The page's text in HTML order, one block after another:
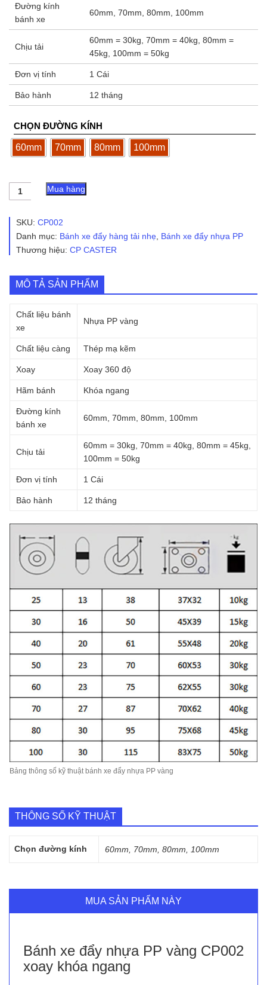
Đường kính
bánh xe
60mm, 70mm, 80mm, 100mm
Chịu tải
60mm = 30kg, 70mm = 40kg, 80mm =
45kg, 100mm = 50kg
Đơn vị tính 1 Cái
Bảo hành 12 tháng
CHỌN ĐƯỜNG KÍNH
60mm 70mm 80mm 100mm
Bánh
xe
nhựa
vàng
CP002
ngang
số
Mua hàng
SKU: CP002
Danh mục: Bánh xe đẩy hàng tải nhẹ, Bánh xe đẩy nhựa PP
Thương hiệu: CP CASTER
MÔ TẢ SẢN PHẨM
Chất liệu bánh
xe
Nhựa PP vàng
Chất liệu càng Thép mạ kẽm
Xoay Xoay 360 độ
Hãm bánh Khóa ngang
Đường kính
bánh xe
60mm, 70mm, 80mm, 100mm
Chịu tải
60mm = 30kg, 70mm = 40kg, 80mm = 45kg,
100mm = 50kg
Đơn vị tính 1 Cái
Bảo hành 12 tháng
Bảng thông số kỹ thuật bánh xe đẩy nhựa PP vàng
THÔNG SỐ KỸ THUẬT
Chọn đường kính 60mm, 70mm, 80mm, 100mm
MUA SẢN PHẨM NÀY
Bánh xe đẩy nhựa PP vàng CP002
xoay khóa ngang